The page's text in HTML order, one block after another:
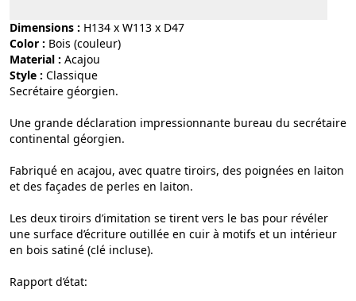
Dimensions : H134 x W113 x D47
Color :
bois (couleur)
Material :
acajou
Style :
classique
Secrétaire géorgien.
Une grande déclaration impressionnante bureau du secrétaire
continental géorgien.
Fabriqué en acajou, avec quatre tiroirs, des poignées en laiton
et des façades de perles en laiton.
Les deux tiroirs d’imitation se tirent vers le bas pour révéler
une surface d’écriture outillée en cuir à motifs et un intérieur
en bois satiné (clé incluse).
Rapport d’état: